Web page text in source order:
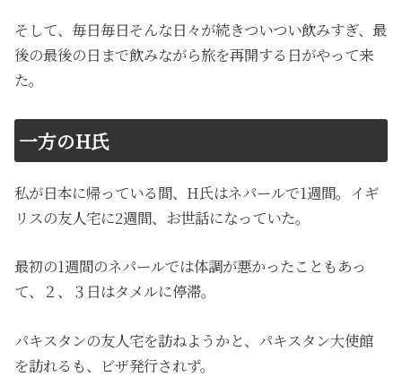
そして、毎日毎日そんな日々が続きついつい飲みすぎ、最
後の最後の日まで飲みながら旅を再開する日がやって来
た。
一方のH氏
私が日本に帰っている間、 H氏はネパールで1週間。イギ
リスの友人宅に2週間、お世話になっていた。
最初の1週間のネパールでは体調が悪かったこともあっ
て、２、３日はタメルに停滞。
パキスタンの友人宅を訪ねようかと、パキスタン大使館
を訪れるも、ビザ発行されず。